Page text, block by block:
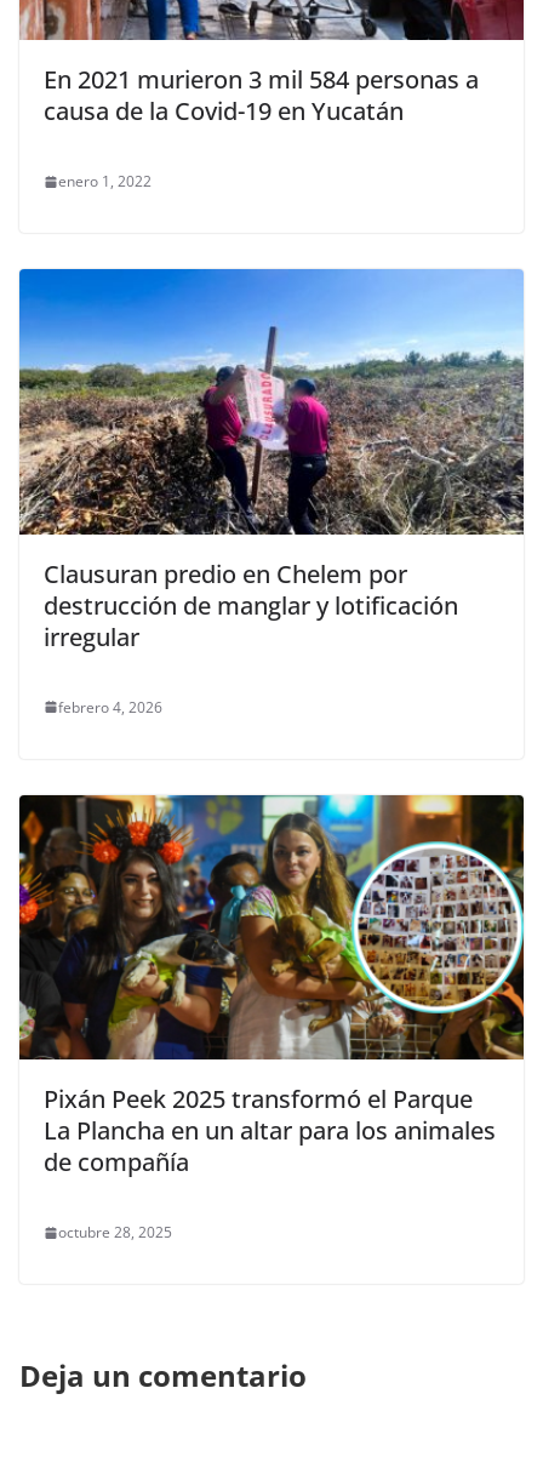
En 2021 murieron 3 mil 584 personas a
causa de la Covid-19 en Yucatán
enero 1, 2022
Clausuran predio en Chelem por
destrucción de manglar y lotificación
irregular
febrero 4, 2026
Pixán Peek 2025 transformó el Parque
La Plancha en un altar para los animales
de compañía
octubre 28, 2025
Deja un comentario